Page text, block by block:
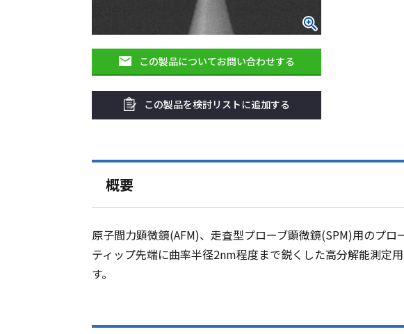
この製品についてお問い合わせする
この製品を検討リストに追加する
概要
原子間力顕微鏡(AFM)、走査型プローブ顕微鏡(SPM)用のプロ
ティップ先端に曲率半径2nm程度まで鋭くした高分解能測定
す。